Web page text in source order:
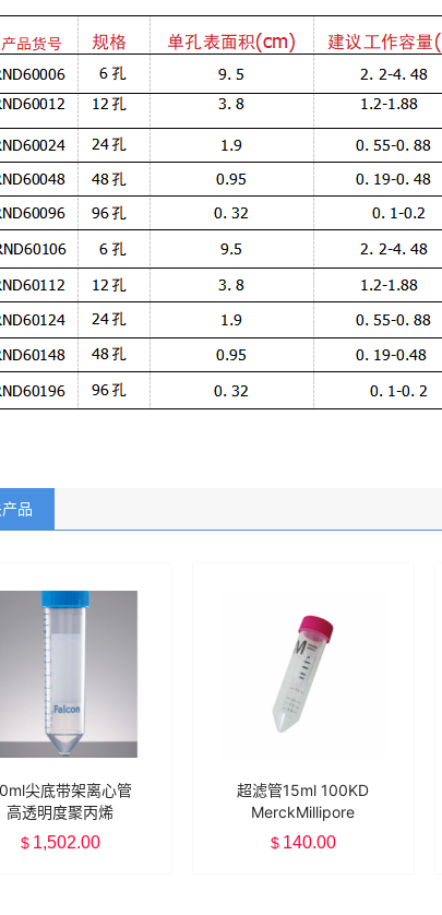
品
尖底带架离心管
高透明度聚丙烯
Falcon 352098
$ 1,502.00
超滤管15ml 100KD
MerckMillipore
$ 140.00